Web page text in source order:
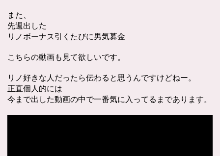
また、
先週出した
リノボーナス引くたびに男気募金
こちらの動画も見て欲しいです。
リノ好きな人だったら伝わると思うんですけどねー。
正直個人的には
今まで出した動画の中で一番気に入ってるまであります。